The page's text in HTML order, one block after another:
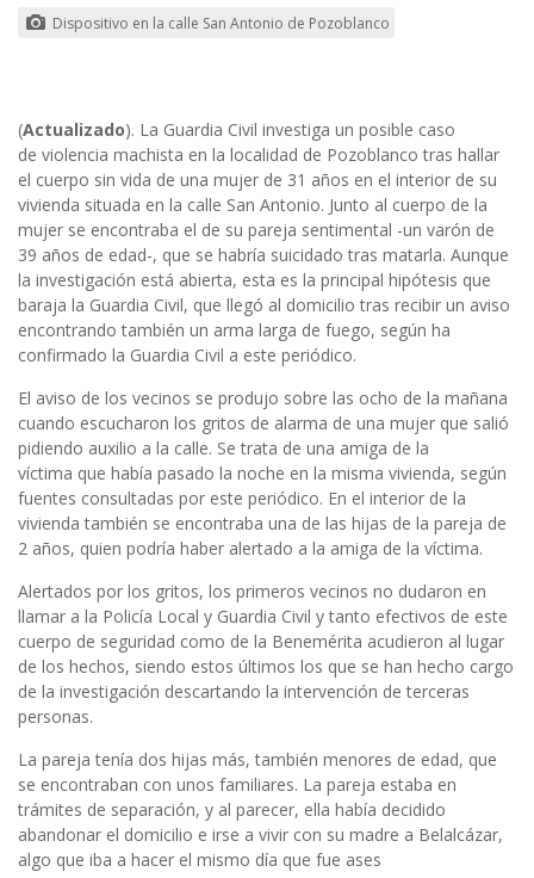
Dispositivo en la calle San Antonio de Pozoblanco
(Actualizado). La Guardia Civil investiga un posible caso
de violencia machista en la localidad de Pozoblanco tras hallar
el cuerpo sin vida de una mujer de 31 años en el interior de su
vivienda situada en la calle San Antonio. Junto al cuerpo de la
mujer se encontraba el de su pareja sentimental -un varón de
39 años de edad-, que se habría suicidado tras matarla. Aunque
la investigación está abierta, esta es la principal hipótesis que
baraja la Guardia Civil, que llegó al domicilio tras recibir un aviso
encontrando también un arma larga de fuego, según ha
confirmado la Guardia Civil a este periódico.
El aviso de los vecinos se produjo sobre las ocho de la mañana
cuando escucharon los gritos de alarma de una mujer que salió
pidiendo auxilio a la calle. Se trata de una amiga de la
víctima que había pasado la noche en la misma vivienda, según
fuentes consultadas por este periódico. En el interior de la
vivienda también se encontraba una de las hijas de la pareja de
2 años, quien podría haber alertado a la amiga de la víctima.
Alertados por los gritos, los primeros vecinos no dudaron en
llamar a la Policía Local y Guardia Civil y tanto efectivos de este
cuerpo de seguridad como de la Benemérita acudieron al lugar
de los hechos, siendo estos últimos los que se han hecho cargo
de la investigación descartando la intervención de terceras
personas.
La pareja tenía dos hijas más, también menores de edad, que
se encontraban con unos familiares. La pareja estaba en
trámites de separación, y al parecer, ella había decidido
abandonar el domicilio e irse a vivir con su madre a Belalcázar,
algo que iba a hacer el mismo día que fue ases